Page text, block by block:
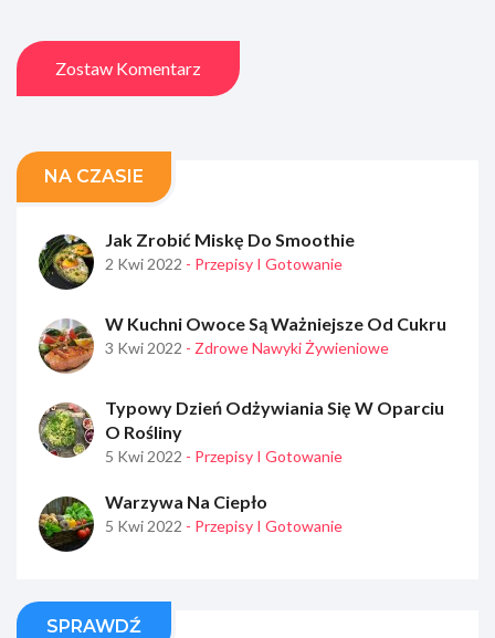
Zostaw Komentarz
NA CZASIE
Jak Zrobić Miskę Do Smoothie
2 Kwi 2022 - Przepisy I Gotowanie
W Kuchni Owoce Są Ważniejsze Od Cukru
3 Kwi 2022 - Zdrowe Nawyki Żywieniowe
Typowy Dzień Odżywiania Się W Oparciu
O Rośliny
5 Kwi 2022 - Przepisy I Gotowanie
Warzywa Na Ciepło
5 Kwi 2022 - Przepisy I Gotowanie
SPRAWDŹ